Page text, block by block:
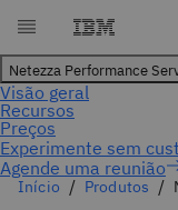
Agende uma reunião
Início Produtos